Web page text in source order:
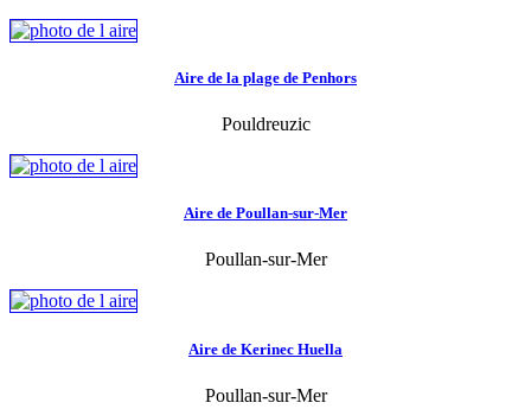
Aire de la plage de Penhors
Pouldreuzic
Aire de Poullan-sur-Mer
Poullan-sur-Mer
Aire de Kerinec Huella
Poullan-sur-Mer